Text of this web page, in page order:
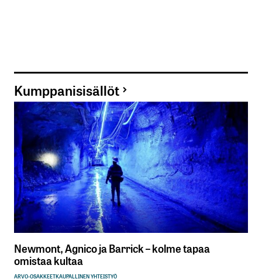
Kumppanisisällöt
Newmont, Agnico ja Barrick – kolme tapaa
omistaa kultaa
ARVO-OSAKKEETKAUPALLINEN YHTEISTYÖ